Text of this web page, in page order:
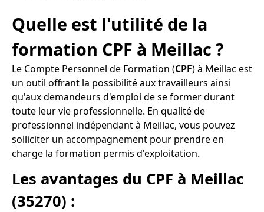
Quelle est l'utilité de la
formation CPF à Meillac ?
Le Compte Personnel de Formation (CPF) à Meillac est
un outil offrant la possibilité aux travailleurs ainsi
qu'aux demandeurs d'emploi de se former durant
toute leur vie professionnelle. En qualité de
professionnel indépendant à Meillac, vous pouvez
solliciter un accompagnement pour prendre en
charge la formation permis d'exploitation.
Les avantages du CPF à Meillac
(35270) :